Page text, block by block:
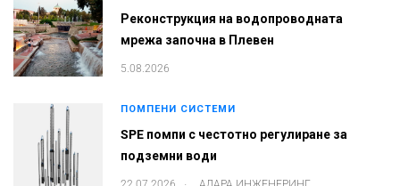
Реконструкция на водопроводната
мрежа започна в Плевен
5.08.2026
ПОМПЕНИ СИСТЕМИ
SPE помпи с честотно регулиране за
подземни води